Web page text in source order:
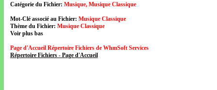
Catégorie du Fichier: Musique, Musique Classique
Mot-Clé associé au Fichier: Musique Classique
Thème du Fichier: Musique Classique
Voir plus bas
Page d'Accueil Répertoire Fichiers de WhmSoft Services
Répertoire Fichiers - Page d'Accueil